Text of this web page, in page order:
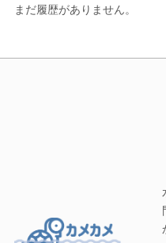
まだ履歴がありません。